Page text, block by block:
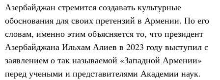
Азербайджан стремится создавать культурные
обоснования для своих претензий в Армении. По его
словам, именно этим объясняется то, что президент
Азербайджана Ильхам Алиев в 2023 году выступил с
заявлением о так называемой «Западной Армении»
перед учеными и представителями Академии наук.